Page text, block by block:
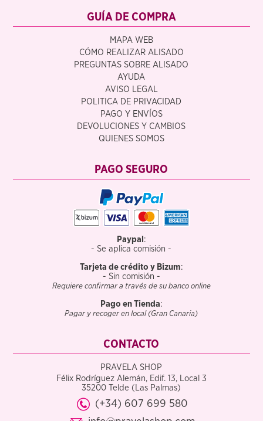
GUÍA DE COMPRA
MAPA WEB
CÓMO REALIZAR ALISADO
PREGUNTAS SOBRE ALISADO
AYUDA
AVISO LEGAL
POLITICA DE PRIVACIDAD
PAGO Y ENVÍOS
DEVOLUCIONES Y CAMBIOS
QUIENES SOMOS
PAGO SEGURO
Paypal :
- Se aplica comisión -
Tarjeta de crédito y Bizum:
- Sin comisión -
Requiere confirmar a través de su banco online
Pago en Tienda:
Pagar y recoger en local (Gran Canaria)
CONTACTO
PRAVELA SHOP
Félix Rodríguez Alemán, Edif. 13, Local 3
35200 Telde (Las Palmas)
(+34) 607 699 580